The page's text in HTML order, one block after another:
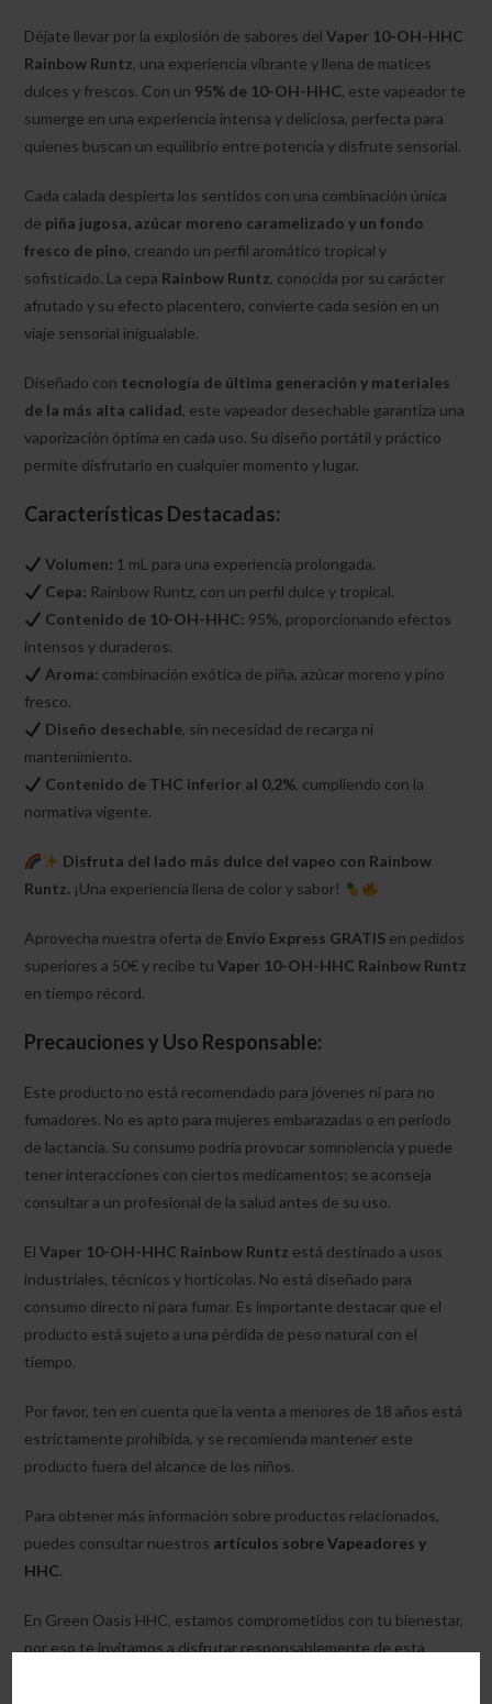
Déjate llevar por la explosión de sabores delVaper 10-OH-HHC
Rainbow Runtz, una experiencia vibrante y llena de matices
dulces y frescos. Con un 95% de 10-OH-HHC, este vapeador te
sumerge en una experiencia intensa y deliciosa, perfecta para
quienes buscan un equilibrio entre potencia y disfrute sensorial.
Cada calada despierta los sentidos con una combinación única
de piña jugosa, azúcar moreno caramelizado y un fondo
fresco de pino, creando un perfil aromático tropical y
sofisticado. La cepa Rainbow Runtz, conocida por su carácter
afrutado y su efecto placentero, convierte cada sesión en un
viaje sensorial inigualable.
Diseñado con tecnología de última generación y materiales
de la más alta calidad, este vapeador desechable garantiza una
vaporización óptima en cada uso. Su diseño portátil y práctico
permite disfrutarlo en cualquier momento y lugar.
Características Destacadas:
Volumen: 1 mL para una experiencia prolongada.
Cepa: Rainbow Runtz, con un perfil dulce y tropical.
Contenido de 10-OH-HHC: 95%, proporcionando efectos
intensos y duraderos.
Aroma: combinación exótica de piña, azúcar moreno y pino
fresco.
Diseño desechable, sin necesidad de recarga ni
mantenimiento.
Contenido de THC inferior al 0,2%, cumpliendo con la
normativa vigente.
Disfruta del lado más dulce del vapeo con Rainbow
Runtz. ¡Una experiencia llena de color y sabor!
Aprovecha nuestra oferta de Envío Express GRATIS en pedidos
superiores a 50€ y recibe tuVaper 10-OH-HHC Rainbow Runtz
en tiempo récord.
Precauciones y Uso Responsable:
Este producto no está recomendado para jóvenes ni para no
fumadores. No es apto para mujeres embarazadas o en período
de lactancia. Su consumo podría provocar somnolencia y puede
tener interacciones con ciertos medicamentos; se aconseja
consultar a un profesional de la salud antes de su uso.
ElVaper 10-OH-HHC Rainbow Runtz está destinado a usos
industriales, técnicos y hortícolas. No está diseñado para
consumo directo ni para fumar. Es importante destacar que el
producto está sujeto a una pérdida de peso natural con el
tiempo.
Por favor, ten en cuenta que la venta a menores de 18 años está
estrictamente prohibida, y se recomienda mantener este
producto fuera del alcance de los niños.
Para obtener más información sobre productos relacionados,
puedes consultar nuestros artículos sobre Vapeadores y
HHC.
En Green Oasis HHC, estamos comprometidos con tu bienestar,
por eso te invitamos a disfrutar responsablemente de esta